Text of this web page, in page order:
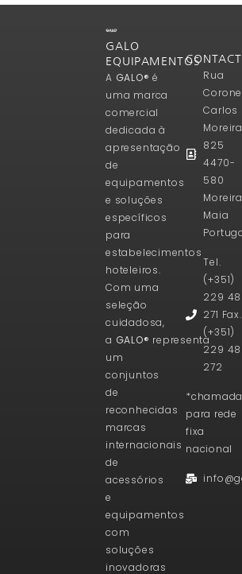
GALO
EQUIPAMENTOS
A GALO® é
uma marca
comercial
dedicada à
apresentação
de
equipamentos
e soluções
específicos
para
estabelecimentos
hoteleiros.
Com uma
seleção
cuidadosa,
a GALO® representa
um
conjuntos
de
reconhecidas
marcas
internacionais
de
acessórios
e
equipamentos
com
soluções
inovadoras
Rua
Carlos
825
4470-
580
Maia
Tel.
(+351)
229
271 Fax.
(+351)
229
272
*chamada
para rede
fixa
nacional